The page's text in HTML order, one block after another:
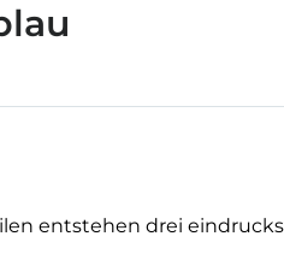
entstehen drei